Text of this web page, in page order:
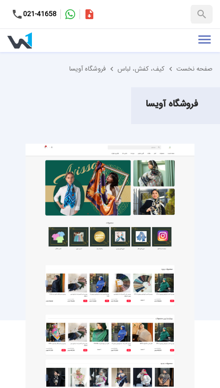
021-41658
+98-9937653151
کاتالوگ
صفحه نخست کیف، کفش، لباس فروشگاه آویسا
فروشگاه آویسا